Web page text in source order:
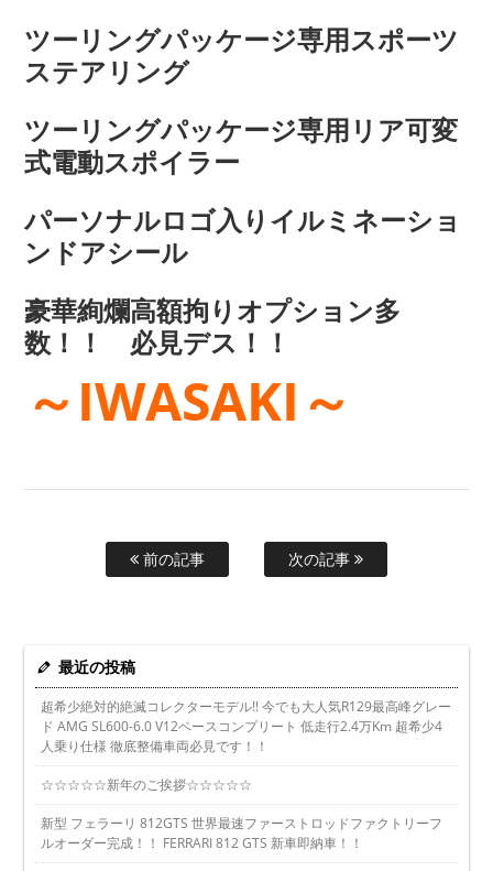
ツーリングパッケージ専用スポーツ
ステアリング
ツーリングパッケージ専用リア可変
式電動スポイラー
パーソナルロゴ入りイルミネーショ
ンドアシール
豪華絢爛高額拘りオプション多
数！！ 必見デス！！
～IWASAKI～
前の記事 次の記事
最近の投稿
超希少絶対的絶滅コレクターモデル!! 今でも大人気R129最高峰グレー
ド AMG SL600-6.0 V12ベースコンプリート 低走行2.4万Km 超希少4
人乗り仕様 徹底整備車両必見です！！
☆☆☆☆☆新年のご挨拶☆☆☆☆☆
新型 フェラーリ 812GTS 世界最速ファーストロッドファクトリーフ
ルオーダー完成！！ FERRARI 812 GTS 新車即納車！！